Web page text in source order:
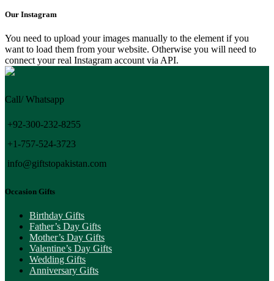
Our Instagram
You need to upload your images manually to the element if you
want to load them from your website. Otherwise you will need to
connect your real Instagram account via API.
Call/ Whatsapp
+92-300-232-8255
+1-757-524-3723
info@giftstopakistan.com
Occasion Gifts
Birthday Gifts
Father’s Day Gifts
Mother’s Day Gifts
Valentine’s Day Gifts
Wedding Gifts
Anniversary Gifts